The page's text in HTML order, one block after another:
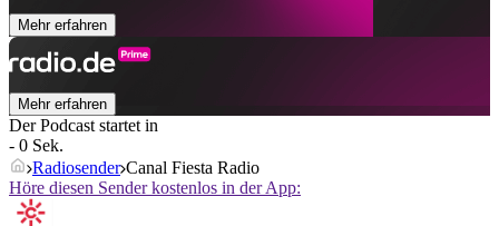
Mehr erfahren
Mehr erfahren
Der Podcast startet in
- 0 Sek.
Radiosender Canal Fiesta Radio
Höre diesen Sender kostenlos in der App: